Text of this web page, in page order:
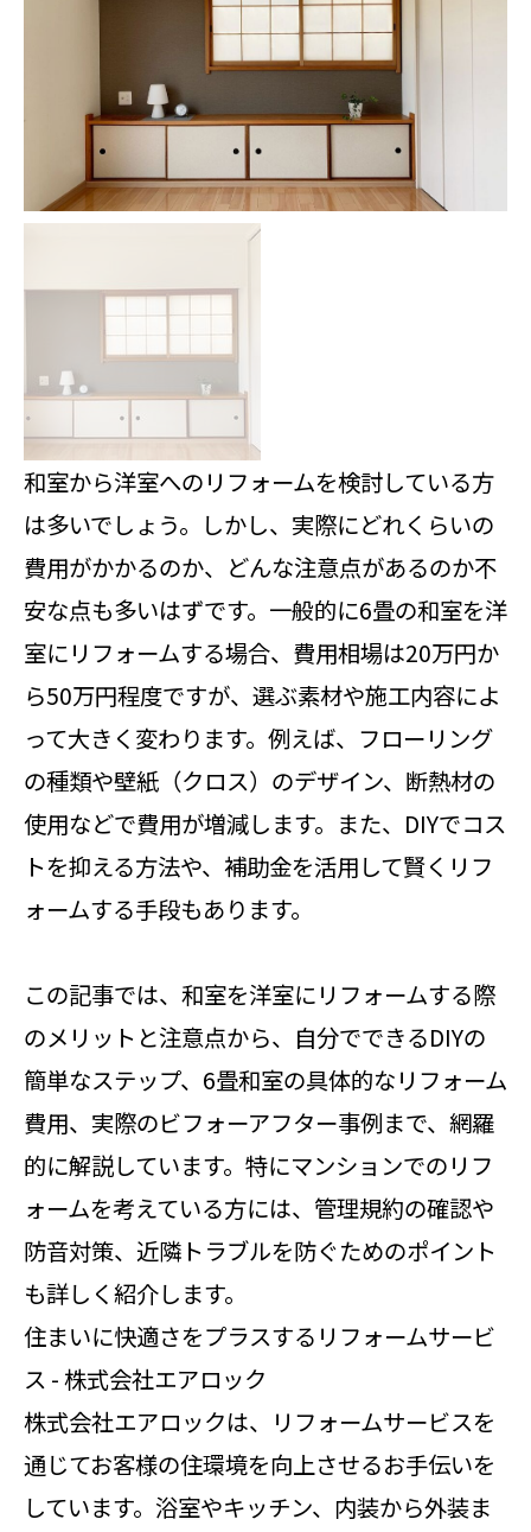
和室から洋室へのリフォームを検討している方
は多いでしょう。しかし、実際にどれくらいの
費用がかかるのか、どんな注意点があるのか不
安な点も多いはずです。一般的に6畳の和室を洋
室にリフォームする場合、費用相場は20万円か
ら50万円程度ですが、選ぶ素材や施工内容によ
って大きく変わります。例えば、フローリング
の種類や壁紙（クロス）のデザイン、断熱材の
使用などで費用が増減します。また、DIYでコス
トを抑える方法や、補助金を活用して賢くリフ
ォームする手段もあります。
この記事では、和室を洋室にリフォームする際
のメリットと注意点から、自分でできるDIYの
簡単なステップ、6畳和室の具体的なリフォーム
費用、実際のビフォーアフター事例まで、網羅
的に解説しています。特にマンションでのリフ
ォームを考えている方には、管理規約の確認や
防音対策、近隣トラブルを防ぐためのポイント
も詳しく紹介します。
住まいに快適さをプラスするリフォームサービ
ス - 株式会社エアロック
株式会社エアロックは、リフォームサービスを
通じてお客様の住環境を向上させるお手伝いを
しています。浴室やキッチン、内装から外装ま